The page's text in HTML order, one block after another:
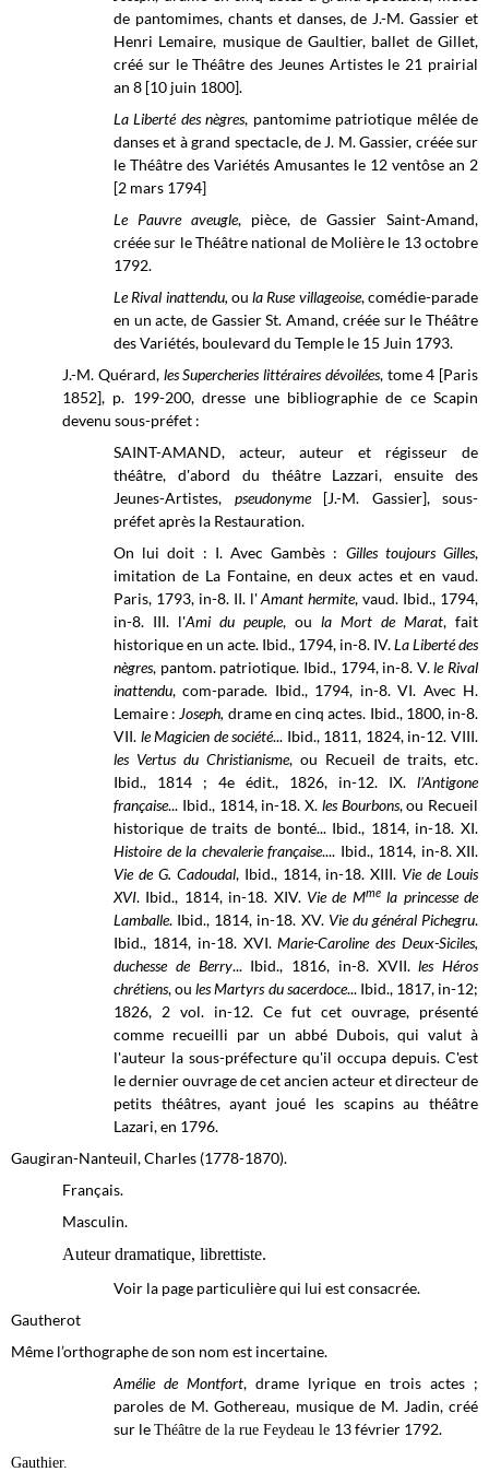
de pantomimes, chants et danses, de J.-M. Gassier et
Henri Lemaire, musique de Gaultier, ballet de Gillet,
créé sur le Théâtre des Jeunes Artistes le 21 prairial
an 8 [10 juin 1800].
La Liberté des nègres, pantomime patriotique mêlée de
danses et à grand spectacle, de J. M. Gassier, créée sur
le Théâtre des Variétés Amusantes le 12 ventôse an 2
[2 mars 1794]
Le Pauvre aveugle, pièce, de Gassier Saint-Amand,
créée sur le Théâtre national de Molière le 13 octobre
1792.
Le Rival inattendu, ou la Ruse villageoise, comédie-parade
en un acte, de Gassier St. Amand, créée sur le Théâtre
des Variétés, boulevard du Temple le 15 Juin 1793.
J.-M. Quérard, les Supercheries littéraires dévoilées, tome 4 [Paris
1852], p. 199-200, dresse une bibliographie de ce Scapin
devenu sous-préfet :
SAINT-AMAND, acteur, auteur et régisseur de
théâtre, d'abord du théâtre Lazzari, ensuite des
Jeunes-Artistes, pseudonyme[J.-M. Gassier], sous-
préfet après la Restauration.
On lui doit : I. Avec Gambès : Gilles toujours Gilles,
imitation de La Fontaine, en deux actes et en vaud.
Paris, 1793, in-8. II. l'Amant hermite, vaud. Ibid., 1794,
in-8. III. l'Ami du peuple, ou la Mort de Marat, fait
historique en un acte. Ibid., 1794, in-8. IV.La Liberté des
nègres, pantom. patriotique. Ibid., 1794, in-8. V.le Rival
inattendu, com-parade. Ibid., 1794, in-8. VI. Avec H.
Lemaire : Joseph, drame en cinq actes. Ibid., 1800, in-8.
VII. le Magicien de société... Ibid., 1811, 1824, in-12. VIII.
les Vertus du Christianisme, ou Recueil de traits, etc.
Ibid., 1814 ; 4e édit., 1826, in-12. IX. l'Antigone
française... Ibid., 1814, in-18. X. les Bourbons, ou Recueil
historique de traits de bonté... Ibid., 1814, in-18. XI.
Histoire de la chevalerie française.... Ibid., 1814, in-8. XII.
Vie de G. Cadoudal, Ibid., 1814, in-18. XIII. Vie de Louis
XVI. Ibid., 1814, in-18. XIV. Vie de Mmela princesse de
Lamballe. Ibid., 1814, in-18. XV. Vie du général Pichegru.
Ibid., 1814, in-18. XVI.Marie-Caroline des Deux-Siciles,
duchesse de Berry... Ibid., 1816, in-8. XVII.les Héros
chrétiens, oules Martyrs du sacerdoce... Ibid., 1817, in-12;
1826, 2 vol. in-12. Ce fut cet ouvrage, présenté
comme recueilli par un abbé Dubois, qui valut à
l'auteur la sous-préfecture qu'il occupa depuis. C'est
le dernier ouvrage de cet ancien acteur et directeur de
petits théâtres, ayant joué les scapins au théâtre
Lazari, en 1796.
Gaugiran-Nanteuil, Charles (1778-1870).
Français.
Masculin.
Auteur dramatique, librettiste.
Voir la page particulière qui lui est consacrée.
Gautherot
Même l’orthographe de son nom est incertaine.
Amélie de Montfort, drame lyrique en trois actes ;
paroles de M. Gothereau, musique de M. Jadin, créé
sur le Théâtre de la rue Feydeau le 13 février 1792.
Gauthier.